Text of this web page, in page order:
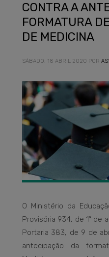
CONTRA A
FORMATURA
DE MEDICINA
SÁBADO, 18 ABRIL 2020 POR
O Ministério da
Provisória 934, de 1º de
Portaria 383, de 9 de
antecipação da